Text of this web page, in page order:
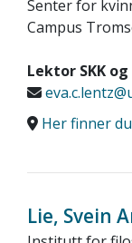
Senter for
Campus
Lektor SKK og
Her finner
Lie, Svein